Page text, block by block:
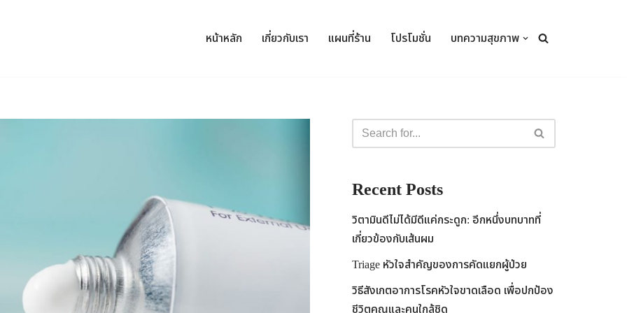
หน้าหลัก เกี่ยวกับเรา แผนที่ร้าน โปรโมชั่น บทความสุขภาพ
Recent Posts
วิตามินดีไม่ได้มีดีแค่กระดูก: อีกหนึ่งบทบาทที่
เกี่ยวข้องกับเส้นผม
Triage หัวใจสำคัญของการคัดแยกผู้ป่วย
วิธีสังเกตอาการโรคหัวใจขาดเลือด เพื่อปกป้อง
ชีวิตคุณและคนใกล้ชิด